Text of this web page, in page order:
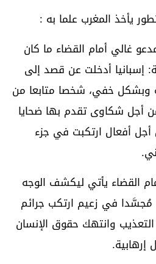
غالي أمام القضاء ما كان
إسبانيا أدخلت عن قصد إلى
وبشكل خفي، شخصا متابعا من
أجل شكاوى تقدم بها ضحايا
أفعال ارتكبت في جزء
القضاء يأتي ليكشف الوجه
مُجسَّدا في زعيم ارتكب جرائم
وانتهك حقوق الإنسان